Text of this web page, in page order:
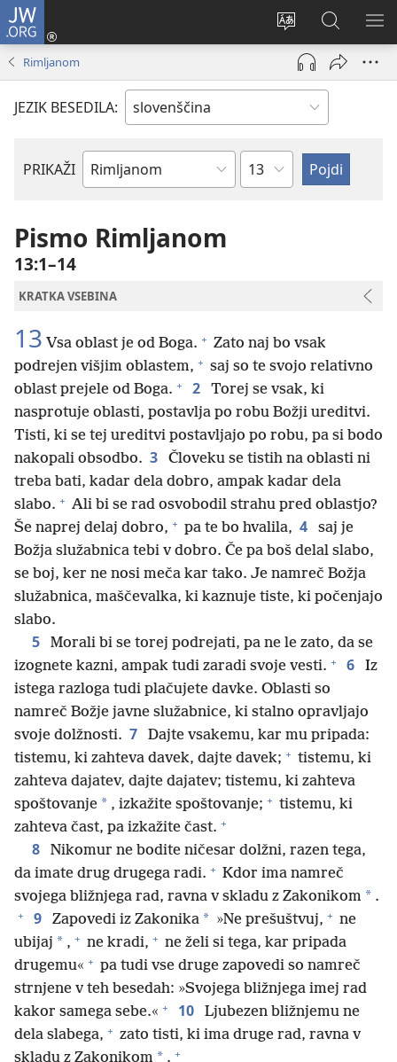
JW.ORG
Spremeni
jezik
spletnega
mesta
Prijava
(odpre
okno)
Iskanje
po
JW.ORG
Rimljanom
JEZIK BESEDILA:
PRIKAŽI
Po
knjigi
Poglavje
Pismo Rimljanom
13:1–14
KRATKA VSEBINA
13 Vsa oblast je od Boga. + Zato naj bo vsak
podrejen višjim oblastem, + saj so te svojo relativno
oblast prejele od Boga. + 2
Torej se vsak, ki
nasprotuje oblasti, postavlja po robu Božji ureditvi.
Tisti, ki se tej ureditvi postavljajo po robu, pa si bodo
nakopali obsodbo. 3
Človeku se tistih na oblasti ni
treba bati, kadar dela dobro, ampak kadar dela
slabo. + Ali bi se rad osvobodil strahu pred oblastjo?
Še naprej delaj dobro, + pa te bo hvalila, 4
saj je
Božja služabnica tebi v dobro. Če pa boš delal slabo,
se boj, ker ne nosi meča kar tako. Je namreč Božja
služabnica, maščevalka, ki kaznuje tiste, ki počenjajo
slabo.
5
Morali bi se torej podrejati, pa ne le zato, da se
izognete kazni, ampak tudi zaradi svoje vesti. + 6
Iz
istega razloga tudi plačujete davke. Oblasti so
namreč Božje javne služabnice, ki stalno opravljajo
svoje dolžnosti. 7
Dajte vsakemu, kar mu pripada:
tistemu, ki zahteva davek, dajte davek; + tistemu, ki
zahteva dajatev, dajte dajatev; tistemu, ki zahteva
spoštovanje * , izkažite spoštovanje; + tistemu, ki
zahteva čast, pa izkažite čast. +
8
Nikomur ne bodite ničesar dolžni, razen tega,
da imate drug drugega radi. + Kdor ima namreč
svojega bližnjega rad, ravna v skladu z Zakonikom * .
+ 9 Zapovedi iz Zakonika * »Ne prešuštvuj, + ne
ubijaj * , + ne kradi, + ne želi si tega, kar pripada
drugemu« + pa tudi vse druge zapovedi so namreč
strnjene v teh besedah: »Svojega bližnjega imej rad
kakor samega sebe.« + 10
Ljubezen bližnjemu ne
dela slabega, + zato tisti, ki ima druge rad, ravna v
skladu z Zakonikom
. +